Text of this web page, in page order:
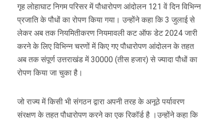
गृह लोहाघाट निगम परिसर में पौधारोपण आंदोलन 121 वें दिन विभिन्न
प्रजाति के पौधों का रोपण किया गया। उन्होंने कहा कि 3 जुलाई से
लेकर अब तक नियमितीकरण नियमावली कट ऑफ डेट 2024 जारी
करने के लिए विभिन्न चरणों में किए गए पौधारोपण आंदोलन के तहत
अब तक संपूर्ण उत्तराखंड में 30000 (तीस हजार) से ज्यादा पौधों का
रोपण किया जा चुका है।
जो राज्य में किसी भी संगठन द्वारा अपनी तरह के अनूठे पर्यावरण
संरक्षण के तहत पौधारोपण करने का एक रिकॉर्ड है ।उन्होंने कहा कि